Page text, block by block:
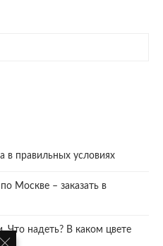
правильных условиях
Москве – заказать в
Что надеть? В каком цвете